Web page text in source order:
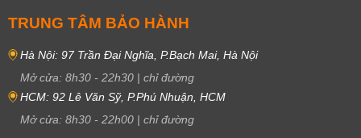
TRUNG TÂM BẢO HÀNH
Hà Nội: 97 Trần Đại Nghĩa, P.Bạch Mai, Hà Nội
Mở cửa: 8h30 - 22h30 | chỉ đường
HCM: 92 Lê Văn Sỹ, P.Phú Nhuận, HCM
Mở cửa: 8h30 - 22h00 | chỉ đường